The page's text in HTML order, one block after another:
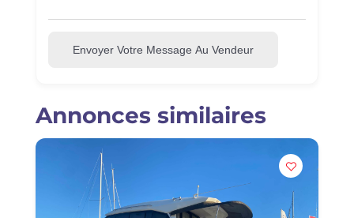
Envoyer Votre Message Au Vendeur
Annonces similaires